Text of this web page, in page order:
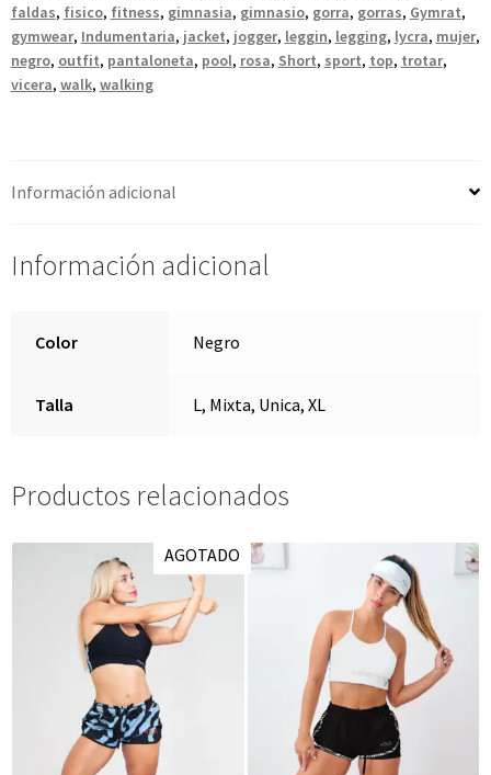
faldas, fisico, fitness, gimnasia, gimnasio, gorra, gorras, Gymrat,
gymwear, Indumentaria, jacket, jogger, leggin, legging, lycra, mujer,
negro, outfit, pantaloneta, pool, rosa, Short, sport, top, trotar,
vicera, walk, walking
Información adicional
Información adicional
Color Negro
Talla L, Mixta, Unica, XL
Productos relacionados
AGOTADO